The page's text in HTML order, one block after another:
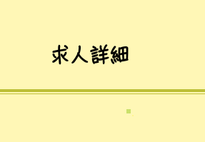
​求人詳細